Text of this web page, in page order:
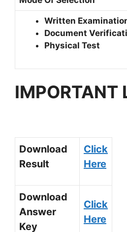
Written
Document
Physical Test
IMPORTANT
Download
Result
Click
Here
Download
Answer
Key
Click
Here